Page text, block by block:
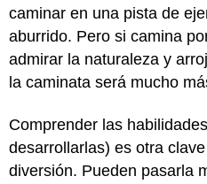
caminar en una pista de
aburrido. Pero si camina
admirar la naturaleza y
la caminata será mucho
Comprender las
desarrollarlas) es otra
diversión. Pueden pasarla